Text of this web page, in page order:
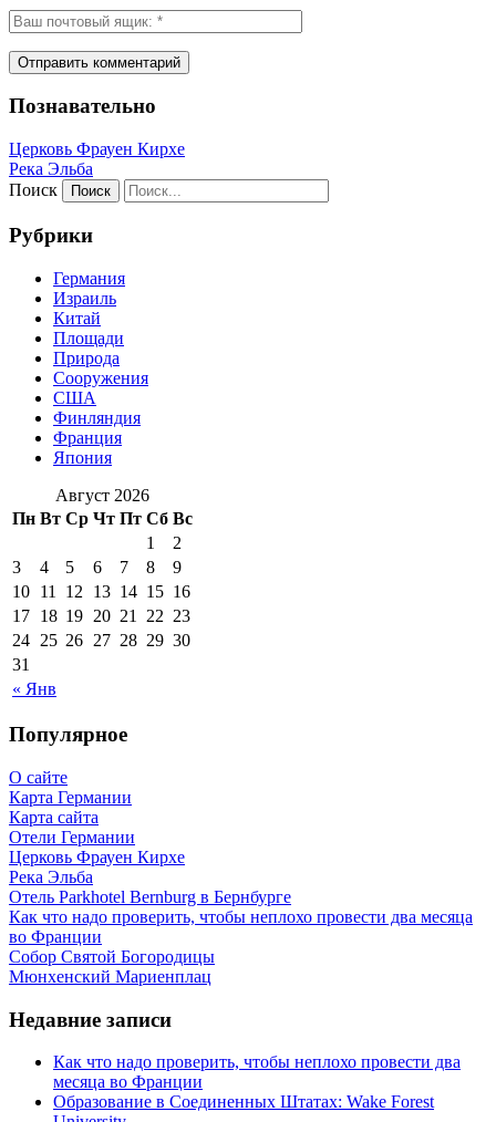
Познавательно
Церковь Фрауен Кирхе
Река Эльба
Поиск
Рубрики
Германия
Израиль
Китай
Площади
Природа
Сооружения
США
Финляндия
Франция
Япония
Август 2026
Пн Вт Ср Чт Пт Сб Вс
« Янв
1
2
3
4 5 6 7 8
9
10 11 12 13 14 15 16
17 18 19 20 21 22 23
24 25 26 27 28 29 30
31
Популярное
О сайте
Карта Германии
Карта сайта
Отели Германии
Церковь Фрауен Кирхе
Река Эльба
Отель Parkhotel Bernburg в Бернбурге
Как что надо проверить, чтобы неплохо провести два месяца
во Франции
Собор Святой Богородицы
Мюнхенский Мариенплац
Недавние записи
Как что надо проверить, чтобы неплохо провести два
месяца во Франции
Образование в Соединенных Штатах: Wake Forest